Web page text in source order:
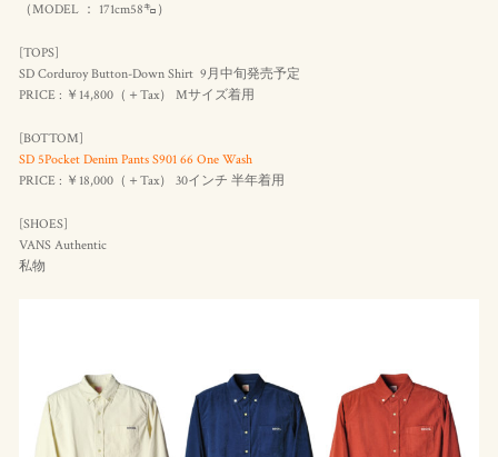
（MODEL ： 171cm58㌔）
[TOPS]
SD Corduroy Button-Down Shirt 9月中旬発売予定
PRICE : ￥14,800（＋Tax） Mサイズ着用
[BOTTOM]
SD 5Pocket Denim Pants S901 66 One Wash
PRICE : ￥18,000（＋Tax） 30インチ 半年着用
[SHOES]
VANS Authentic
私物